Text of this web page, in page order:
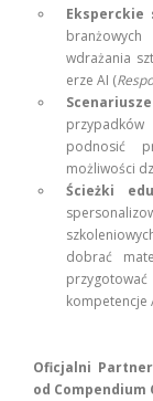
Eksperckie
wdrażania
erze AI (
podnosić
możliwości
Ścieżki
dobrać
kompetencje
Oficjalni
od Compendium